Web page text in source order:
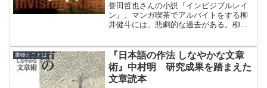
誉田哲也さんの小説『インビジブルレイ
ン』。マンガ喫茶でアルバイトをする柳
井健斗には、悲劇的な過去がある。柳井
人間関係が影響しながら、一連の事件は
起こる。
書物とことば
『日本語の作法 しなやかな文章
術』中村明 研究成果を踏まえた
文章読本